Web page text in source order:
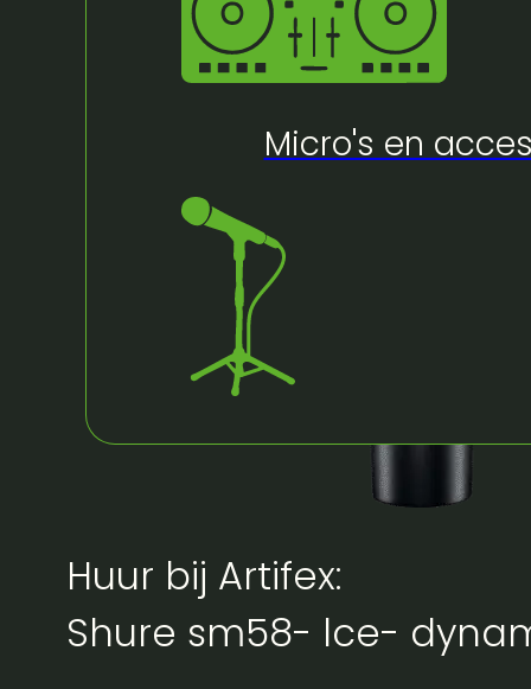
Micro's en
Huur bij Artifex:
Shure sm58- lce-